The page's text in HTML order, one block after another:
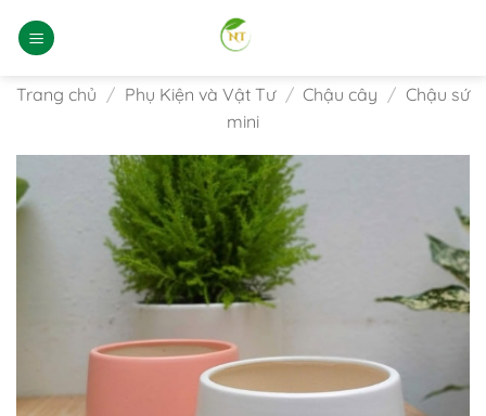
qua
dung
Trang chủ / Phụ Kiện và Vật Tư / Chậu cây / Chậu sứ
mini